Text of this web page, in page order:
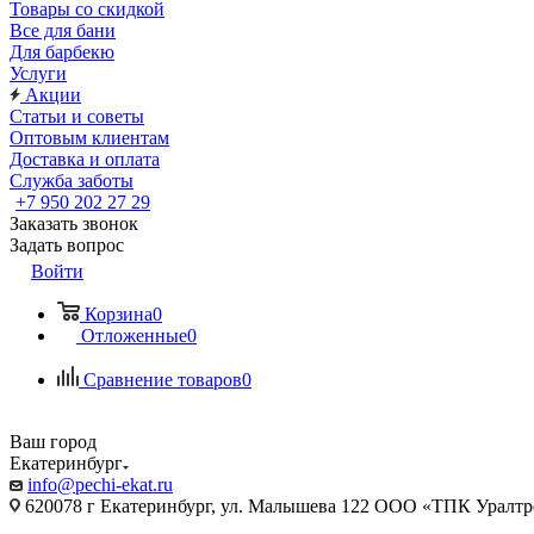
Товары со скидкой
Все для бани
Для барбекю
Услуги
Акции
Статьи и советы
Оптовым клиентам
Доставка и оплата
Служба заботы
+7 950 202 27 29
Заказать звонок
Задать вопрос
Войти
Корзина0
Отложенные0
Сравнение товаров0
Ваш город
Екатеринбург
info@pechi-ekat.ru
620078 г Екатеринбург, ул. Малышева 122 ООО «ТПК